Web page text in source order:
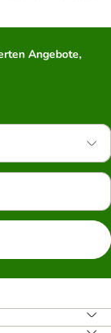
Angebote,